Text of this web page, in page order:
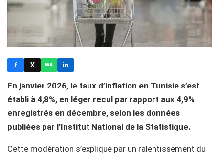
f X WA in
En janvier 2026, le taux d’inflation en Tunisie s’est
établi à 4,8%, en léger recul par rapport aux 4,9%
enregistrés en décembre, selon les données
publiées par l’Institut National de la Statistique.
Cette modération s’explique par un ralentissement du